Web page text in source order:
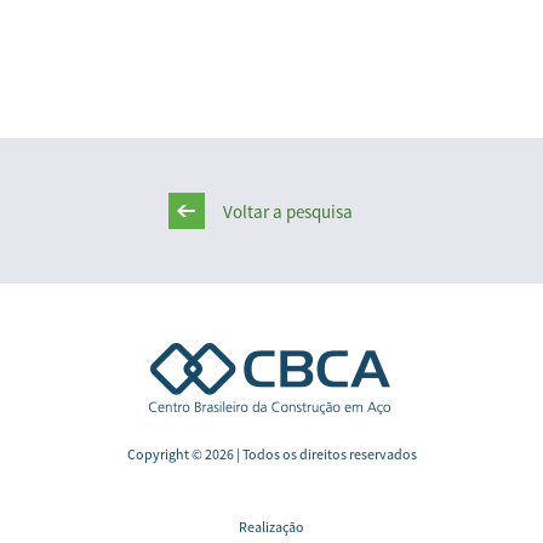
Voltar a pesquisa
Copyright © 2026 | Todos os direitos reservados
Realização